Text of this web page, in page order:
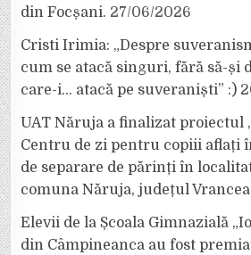
din Focșani. 27/06/2026
Cristi Irimia: „Despre
cum se atacă singuri, fără să-și
care-i… atacă pe suveraniști” :)
UAT Năruja a finalizat proiectul
Centru de zi pentru copiii aflați
de separare de părinți în
comuna Năruja, județul
Elevii de la Școala Gimnazială
din Câmpineanca au fost